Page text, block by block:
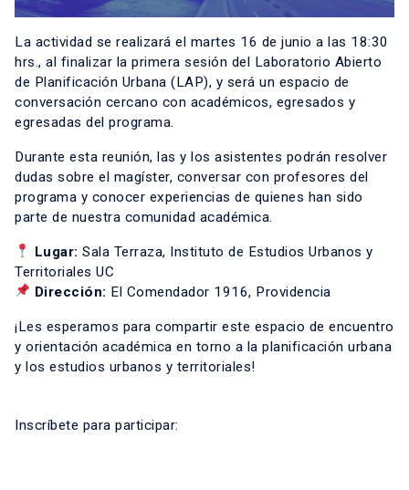
La actividad se realizará el martes 16 de junio a las 18:30
hrs., al finalizar la primera sesión del Laboratorio Abierto
de Planificación Urbana (LAP), y será un espacio de
conversación cercano con académicos, egresados y
egresadas del programa.
Durante esta reunión, las y los asistentes podrán resolver
dudas sobre el magíster, conversar con profesores del
programa y conocer experiencias de quienes han sido
parte de nuestra comunidad académica.
Lugar: Sala Terraza, Instituto de Estudios Urbanos y
Territoriales UC
Dirección: El Comendador 1916, Providencia
¡Les esperamos para compartir este espacio de encuentro
y orientación académica en torno a la planificación urbana
y los estudios urbanos y territoriales!
Inscríbete para participar: